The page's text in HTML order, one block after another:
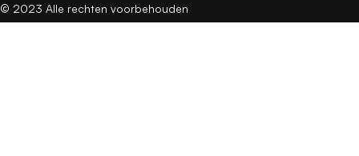
© 2023 Alle rechten voorbehouden